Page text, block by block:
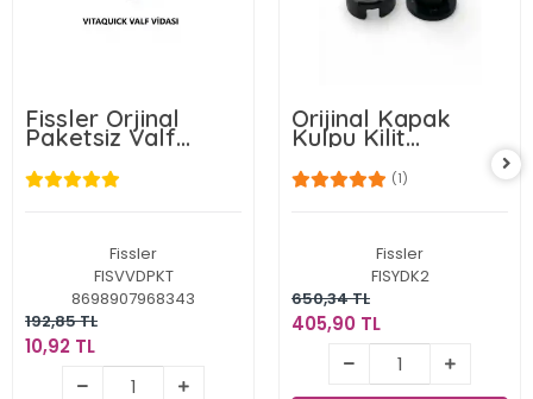
Fissler Orjinal
Paketsiz Valf
Vidası
Fissler
FISVVDPKT
8698907968343
192,85 TL
10,92 TL
10,92 TL
Orijinal Kapak
Kulpu Kilit
Mekanizma
Parçaları Paketsiz
(1)
Fissler
FISYDK2
650,34 TL
405,90 TL
405,90 TL
Sepete Ekle